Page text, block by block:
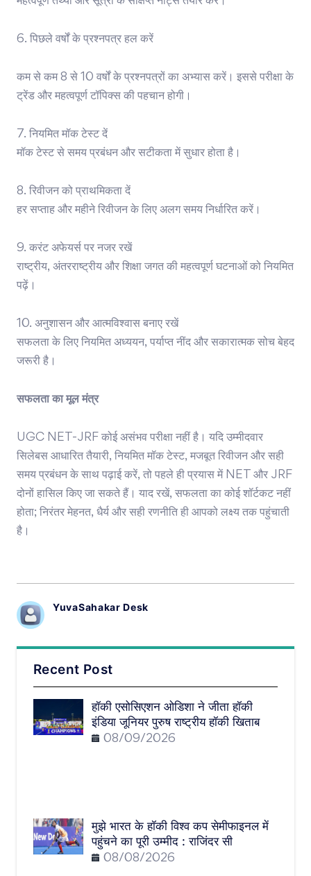
6. पिछले वर्षों के प्रश्नपत्र हल करें
कम से कम 8 से 10 वर्षों के प्रश्नपत्रों का अभ्यास करें। इससे परीक्षा के
ट्रेंड और महत्वपूर्ण टॉपिक्स की पहचान होगी।
7. नियमित मॉक टेस्ट दें
मॉक टेस्ट से समय प्रबंधन और सटीकता में सुधार होता है।
8. रिवीजन को प्राथमिकता दें
हर सप्ताह और महीने रिवीजन के लिए अलग समय निर्धारित करें।
9. करंट अफेयर्स पर नजर रखें
राष्ट्रीय, अंतरराष्ट्रीय और शिक्षा जगत की महत्वपूर्ण घटनाओं को नियमित
पढ़ें।
10. अनुशासन और आत्मविश्वास बनाए रखें
सफलता के लिए नियमित अध्ययन, पर्याप्त नींद और सकारात्मक सोच बेहद
जरूरी है।
सफलता का मूल मंत्र
UGC NET-JRF कोई असंभव परीक्षा नहीं है। यदि उम्मीदवार
सिलेबस आधारित तैयारी, नियमित मॉक टेस्ट, मजबूत रिवीजन और सही
समय प्रबंधन के साथ पढ़ाई करें, तो पहले ही प्रयास में NET और JRF
दोनों हासिल किए जा सकते हैं। याद रखें, सफलता का कोई शॉर्टकट नहीं
होता; निरंतर मेहनत, धैर्य और सही रणनीति ही आपको लक्ष्य तक पहुंचाती
है।
YuvaSahakar Desk
Recent Post
हॉकी एसोसिएशन ओडिशा ने जीता हॉकी
इंडिया जूनियर पुरुष राष्ट्रीय हॉकी खिताब
08/09/2026
मुझे भारत के हॉकी विश्व कप सेमीफाइनल में
पहुंचने का पूरी उम्मीद : राजिंदर सी
08/08/2026